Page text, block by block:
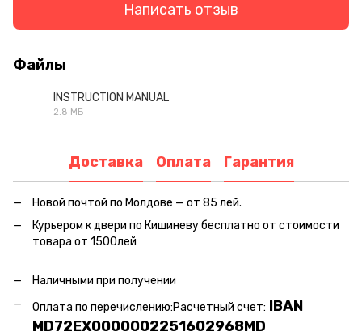
Написать отзыв
Файлы
INSTRUCTION MANUAL
2.8 МБ
Доставка Оплата Гарантия
Новой почтой по Молдове — от 85 лей.
Курьером к двери по Кишиневу бесплатно от стоимости
товара от 1500лей
Наличными при получении
Оплата по перечислению:Расчетный счет: IBAN
MD72EX0000002251602968MD